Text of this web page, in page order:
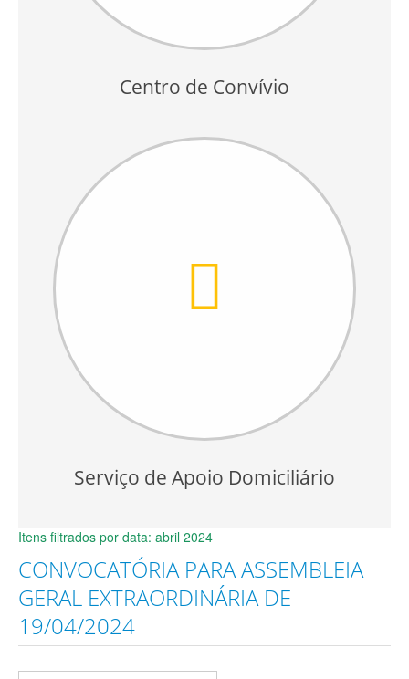
Centro de Convívio
Serviço de Apoio Domiciliário
Itens filtrados por data: abril 2024
CONVOCATÓRIA PARA ASSEMBLEIA
GERAL EXTRAORDINÁRIA DE
19/04/2024